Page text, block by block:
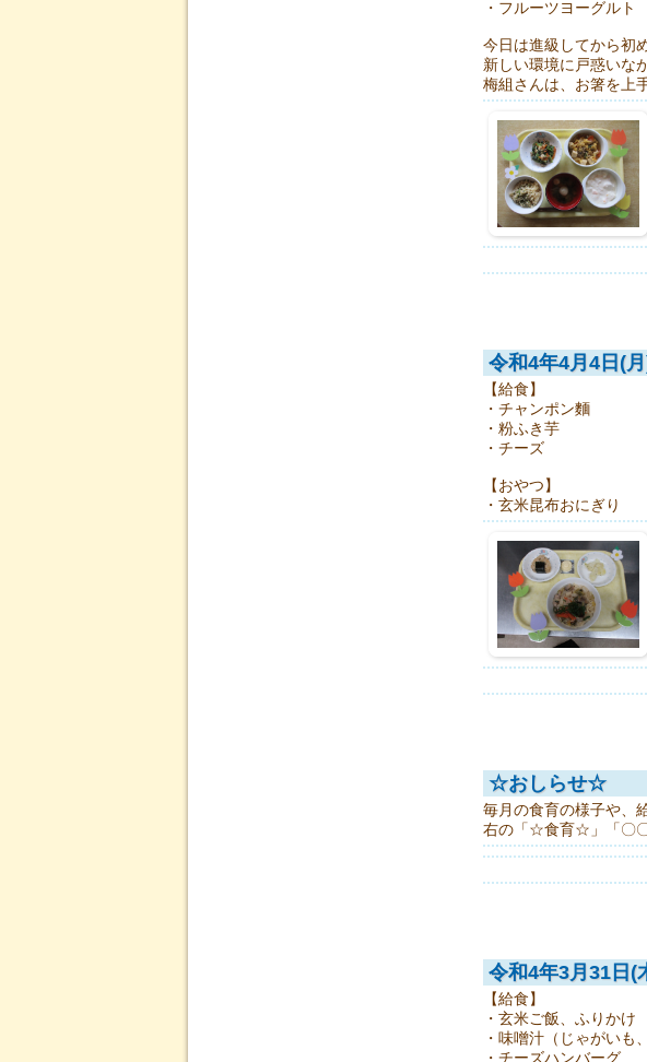
・フルーツヨーグルト
今日は進級してから初
新しい環境に戸惑いな
梅組さんは、お箸を上
令和4年4月4日(
【給食】
・チャンポン麵
・粉ふき芋
・チーズ
【おやつ】
・玄米昆布おにぎり
☆おしらせ☆
毎月の食育の様子や、
右の「☆食育☆」「〇
令和4年3月31日(
【給食】
・玄米ご飯、ふりかけ
・味噌汁（じゃがいも
・チーズハンバーグ